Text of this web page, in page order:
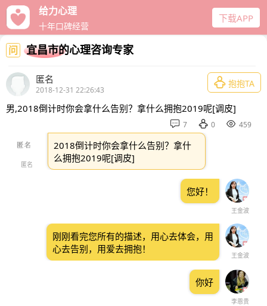
给力心理
十年口碑经营
下载APP
问 宜昌市的心理咨询专家
匿名
2018-12-31 22:26:43
 抱抱TA
男,2018倒计时你会拿什么告别？拿什么拥抱2019呢[调皮]
 7  0  459
匿名
2018倒计时你会拿什么告别？拿什
么拥抱2019呢[调皮]
王金波
您好！
王金波
刚刚看完您所有的描述，用心去体会，用
心去告别，用爱去拥抱！
李恩贵
你好